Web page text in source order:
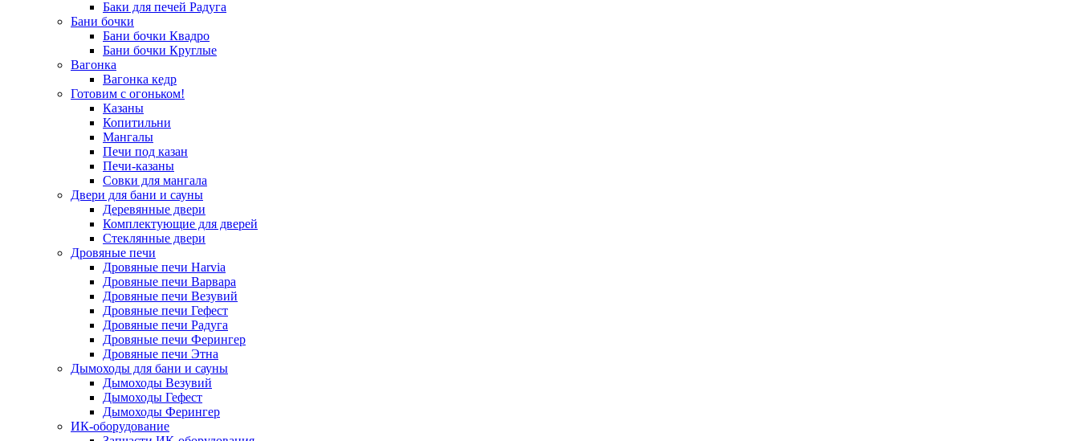
Баки для печей Радуга
Бани бочки
Бани бочки Квадро
Бани бочки Круглые
Вагонка
Вагонка кедр
Готовим с огоньком!
Казаны
Копитильни
Мангалы
Печи под казан
Печи-казаны
Совки для мангала
Двери для бани и сауны
Деревянные двери
Комплектующие для дверей
Стеклянные двери
Дровяные печи
Дровяные печи Harvia
Дровяные печи Варвара
Дровяные печи Везувий
Дровяные печи Гефест
Дровяные печи Радуга
Дровяные печи Ферингер
Дровяные печи Этна
Дымоходы для бани и сауны
Дымоходы Везувий
Дымоходы Гефест
Дымоходы Ферингер
ИК-оборудование